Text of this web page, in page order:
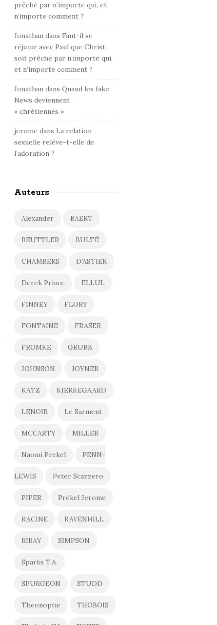
prêché par n’importe qui, et
n’importe comment ?
Jonathan dans Faut-il se
réjouir avec Paul que Christ
soit prêché par n’importe qui,
et n’importe comment ?
Jonathan dansQuand les fake
News deviennent
« chrétiennes »
jerome dans La relation
sexuelle relève-t-elle de
l’adoration ?
Auteurs
Alexander BAERT
BEUTTLER BULTÉ
CHAMBERS D'ASTIER
Derek Prince ELLUL
FINNEY FLORY
FONTAINE FRASER
FROMKE GRUBB
JOHNSON JOYNER
KATZ KIERKEGAARD
LENOIR Le Sarment
MCCARTY MILLER
Naomi Prekel PENN-
LEWIS Peter Scazzero
PIPER Prékel Jerome
RACINE RAVENHILL
RIBAY SIMPSON
Sparks T.A.
SPURGEON STUDD
Theonoptie THOBOIS